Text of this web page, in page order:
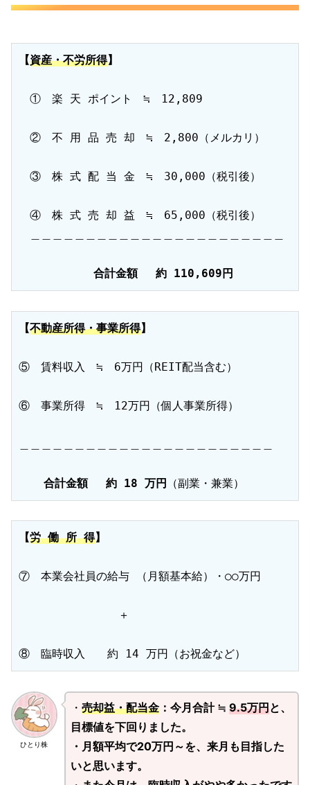
【資産・不労所得】
①　楽 天 ポイント　≒　12,809
②　不 用 品 売 却　≒　2,800（メルカリ）
③　株 式 配 当 金　≒　30,000（税引後）
④　株 式 売 却 益　≒　65,000（税引後）
    合計金額 　約 110,609円
【不動産所得・事業所得​】
⑤　賃料収入　≒　6万円（REIT配当含む）
⑥　事業所得　≒　12万円（個人事業所得）
合計金額　 約 18 万円 （副業・兼業）
【労 働 所 得​】
⑦　本業会社員の給与 （月額基本給）・○○万円
＋
⑧　臨時収入　　約 14 万円（お祝金など）
ひとり株
・ 売却益・配当金：今月合計 ≒ 9.5万円と、
目標値を下回りました。
・月額平均で20万円～を、来月も目指した
いと思います。